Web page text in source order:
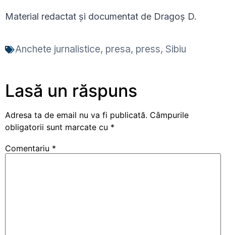
Material redactat și documentat de Dragoș D.
Anchete jurnalistice, presa, press, Sibiu
Lasă un răspuns
Adresa ta de email nu va fi publicată. Câmpurile
obligatorii sunt marcate cu *
Comentariu *